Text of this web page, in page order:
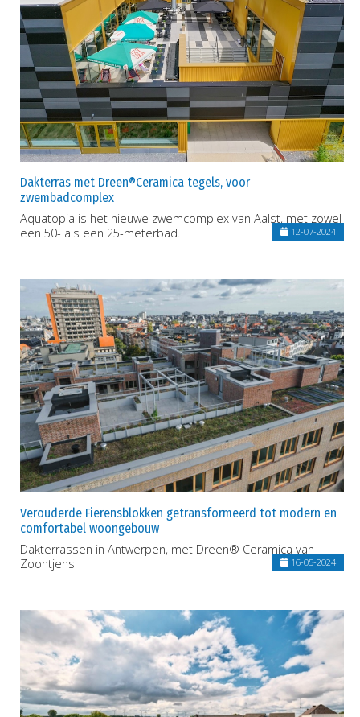
Dakterras met Dreen®Ceramica tegels, voor
zwembadcomplex
Aquatopia is het nieuwe zwemcomplex van Aalst, met zowel
een 50- als een 25-meterbad.
12-07-2024
Verouderde Fierensblokken getransformeerd tot modern en
comfortabel woongebouw
Dakterrassen in Antwerpen, met Dreen® Ceramica van
Zoontjens
16-05-2024